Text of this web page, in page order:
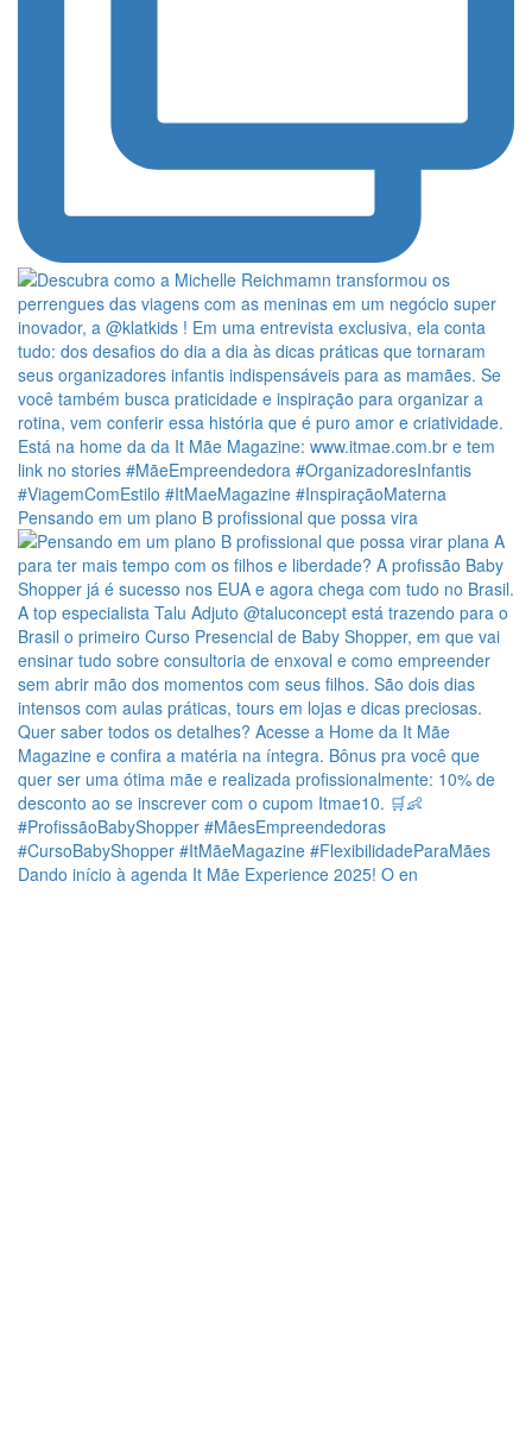
Pensando em um plano B profissional que possa vira
Dando início à agenda It Mãe Experience 2025! O en